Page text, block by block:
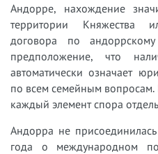
Андорре, нахождение
территории Княжества
договора по
предположение, что
автоматически означает
по всем семейным вопросам.
каждый элемент спора
Андорра не
года о международном